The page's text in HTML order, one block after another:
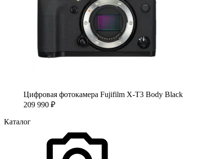
Цифровая фотокамера Fujifilm X-T3 Body Black
209 990 ₽
Каталог